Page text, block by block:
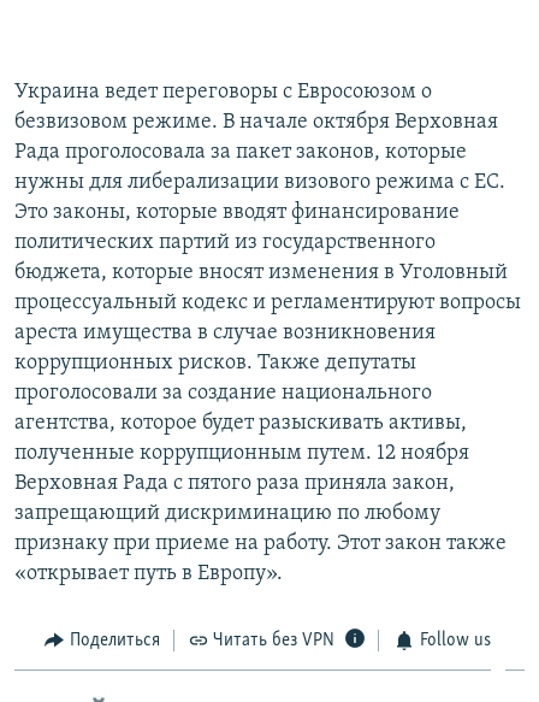
Украина ведет переговоры с Евросоюзом о
безвизовом режиме. В начале октября Верховная
Рада проголосовала за пакет законов, которые
нужны для либерализации визового режима с ЕС.
Это законы, которые вводят финансирование
политических партий из государственного
бюджета, которые вносят изменения в Уголовный
процессуальный кодекс и регламентируют вопросы
ареста имущества в случае возникновения
коррупционных рисков. Также депутаты
проголосовали за создание национального
агентства, которое будет разыскивать активы,
полученные коррупционным путем. 12 ноября
Верховная Рада с пятого раза приняла закон,
запрещающий дискриминацию по любому
признаку при приеме на работу. Этот закон также
«открывает путь в Европу».
Поделиться Читать без VPN Follow us